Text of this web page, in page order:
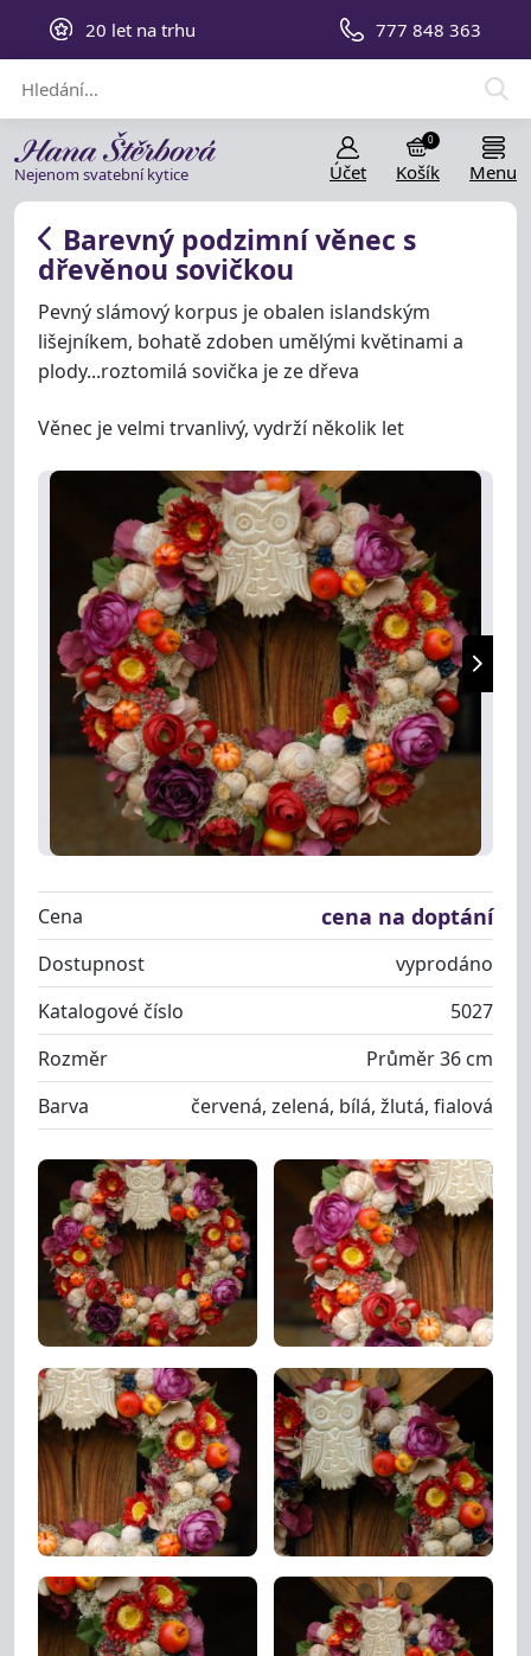
20 let na trhu 777 848 363
Nejenom svatební kytice Účet Košík
0
Menu
Barevný podzimní věnec s
dřevěnou sovičkou
Pevný slámový korpus je obalen islandským
lišejníkem, bohatě zdoben umělými květinami a
plody...roztomilá sovička je ze dřeva
Věnec je velmi trvanlivý, vydrží několik let
Cena cena na doptání
Dostupnost
vyprodáno
Katalogové číslo
5027
Rozměr
Průměr 36 cm
Barva
červená, zelená, bílá, žlutá, fialová